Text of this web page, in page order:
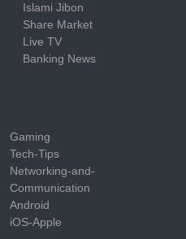
Islami Jibon
Share Market
Live TV
Banking News
Gaming
Tech-Tips
Networking-and-
Communication
Android
iOS-Apple